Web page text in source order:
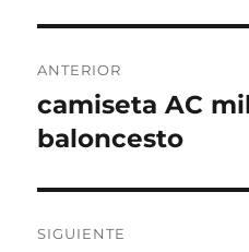
de
entradas
ANTERIOR
Entrada
anterior:
camiseta AC
baloncesto
SIGUIENTE